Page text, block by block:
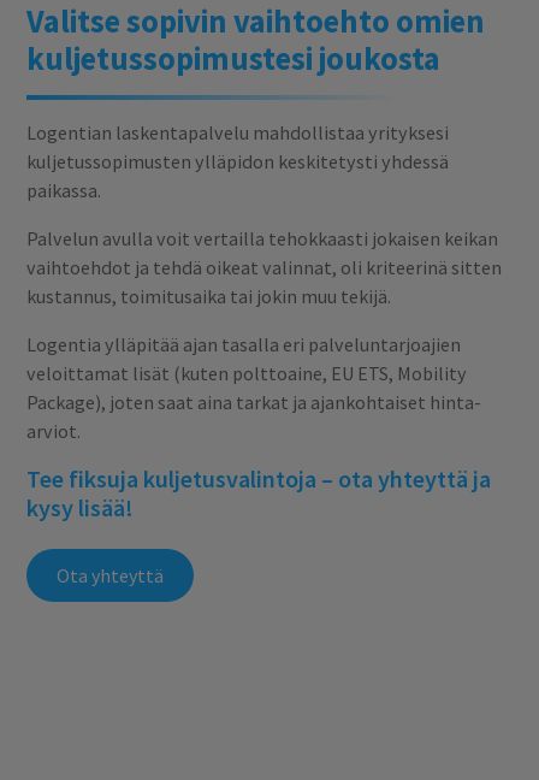
Valitse sopivin vaihtoehto omien
kuljetussopimustesi joukosta
Logentian laskentapalvelu mahdollistaa yrityksesi
kuljetussopimusten ylläpidon keskitetysti yhdessä
paikassa.
Palvelun avulla voit vertailla tehokkaasti jokaisen keikan
vaihtoehdot ja tehdä oikeat valinnat, oli kriteerinä sitten
kustannus, toimitusaika tai jokin muu tekijä.
Logentia ylläpitää ajan tasalla eri palveluntarjoajien
veloittamat lisät (kuten polttoaine, EU ETS, Mobility
Package), joten saat aina tarkat ja ajankohtaiset hinta-
arviot.
Tee fiksuja kuljetusvalintoja – ota yhteyttä ja
kysy lisää!
Ota yhteyttä